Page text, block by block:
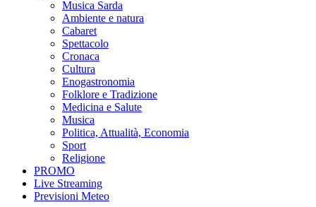
Musica Sarda
Ambiente e natura
Cabaret
Spettacolo
Cronaca
Cultura
Enogastronomia
Folklore e Tradizione
Medicina e Salute
Musica
Politica, Attualità, Economia
Sport
Religione
PROMO
Live Streaming
Previsioni Meteo